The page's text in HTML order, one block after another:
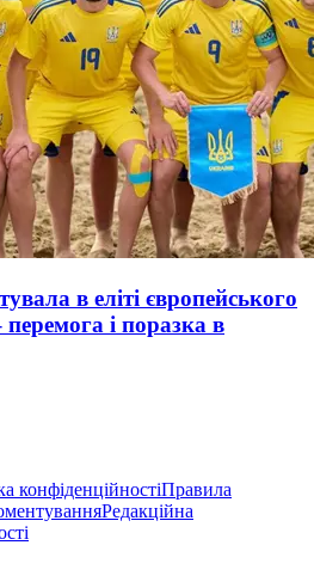
в еліті європейського
і поразка в
конфіденційностіПравила
Редакційна